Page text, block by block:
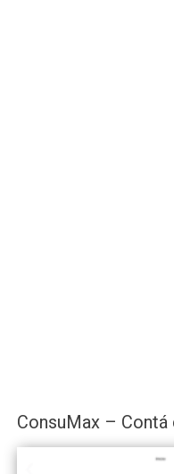
ConsuMax –